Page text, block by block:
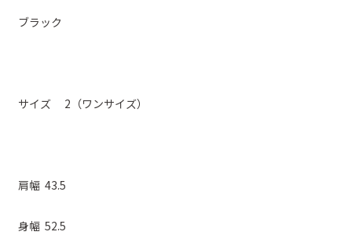
ブラック
サイズ 2（ワンサイズ）
肩幅 43.5
身幅 52.5